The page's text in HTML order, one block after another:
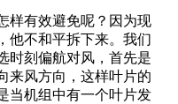
有效避免呢？因为现
他不和平拆下来。我们
时刻偏航对风，首先是
来风方向，这样叶片的
当机组中有一个叶片发